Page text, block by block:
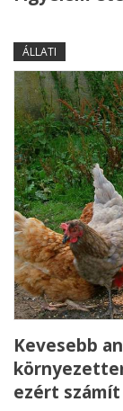
ÁLLATI
Kevesebb
ezért